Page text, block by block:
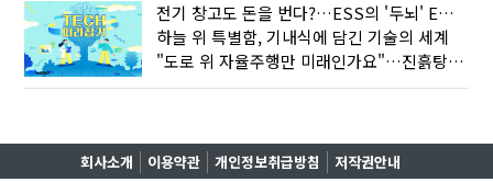
전기 창고도 돈을 번다?…ESS의 '두뇌' EMO가 뭐길래
하늘 위 특별함, 기내식에 담긴 기술의 세계
"도로 위 자율주행만 미래인가요"…진흙탕서 길 내는 HD현대 AI 기술
회사소개 이용약관 개인정보취급방침 저작권안내